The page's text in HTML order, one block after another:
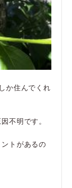
か住んでくれ
不明です。
トがあるの